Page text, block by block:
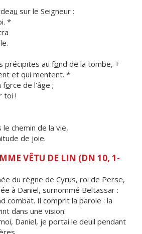
u sur le Seigneur :
*
précipites au fond de la tombe, +
et qui mentent. *
force de l’âge ;
toi !
chemin de la vie,
de joie.
VÊTU DE LIN (DN 10, 1-
du règne de Cyrus, roi de Perse,
à Daniel, surnommé Beltassar :
combat. Il comprit la parole : la
dans une vision.
Daniel, je portai le deuil pendant